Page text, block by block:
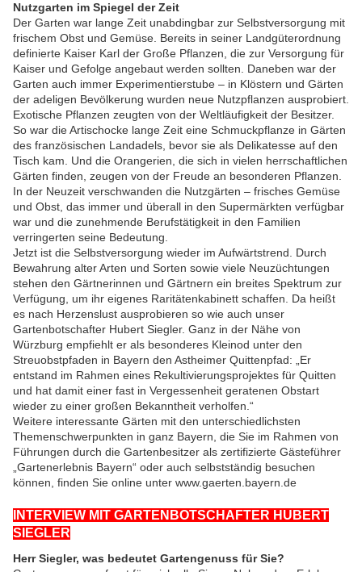
Nutzgarten im Spiegel der Zeit
Der Garten war lange Zeit unabdingbar zur Selbstversorgung mit
frischem Obst und Gemüse. Bereits in seiner Landgüterordnung
definierte Kaiser Karl der Große Pflanzen, die zur Versorgung für
Kaiser und Gefolge angebaut werden sollten. Daneben war der
Garten auch immer Experimentierstube – in Klöstern und Gärten
der adeligen Bevölkerung wurden neue Nutzpflanzen ausprobiert.
Exotische Pflanzen zeugten von der Weltläufigkeit der Besitzer.
So war die Artischocke lange Zeit eine Schmuckpflanze in Gärten
des französischen Landadels, bevor sie als Delikatesse auf den
Tisch kam. Und die Orangerien, die sich in vielen herrschaftlichen
Gärten finden, zeugen von der Freude an besonderen Pflanzen.
In der Neuzeit verschwanden die Nutzgärten – frisches Gemüse
und Obst, das immer und überall in den Supermärkten verfügbar
war und die zunehmende Berufstätigkeit in den Familien
verringerten seine Bedeutung.
Jetzt ist die Selbstversorgung wieder im Aufwärtstrend. Durch
Bewahrung alter Arten und Sorten sowie viele Neuzüchtungen
stehen den Gärtnerinnen und Gärtnern ein breites Spektrum zur
Verfügung, um ihr eigenes Raritätenkabinett schaffen. Da heißt
es nach Herzenslust ausprobieren so wie auch unser
Gartenbotschafter Hubert Siegler. Ganz in der Nähe von
Würzburg empfiehlt er als besonderes Kleinod unter den
Streuobstpfaden in Bayern den Astheimer Quittenpfad: „Er
entstand im Rahmen eines Rekultivierungsprojektes für Quitten
und hat damit einer fast in Vergessenheit geratenen Obstart
wieder zu einer großen Bekanntheit verholfen.“
Weitere interessante Gärten mit den unterschiedlichsten
Themenschwerpunkten in ganz Bayern, die Sie im Rahmen von
Führungen durch die Gartenbesitzer als zertifizierte Gästeführer
„Gartenerlebnis Bayern“ oder auch selbstständig besuchen
können, finden Sie online unter www.gaerten.bayern.de
INTERVIEW MIT GARTENBOTSCHAFTER HUBERT
SIEGLER
Herr Siegler, was bedeutet Gartengenuss für Sie?